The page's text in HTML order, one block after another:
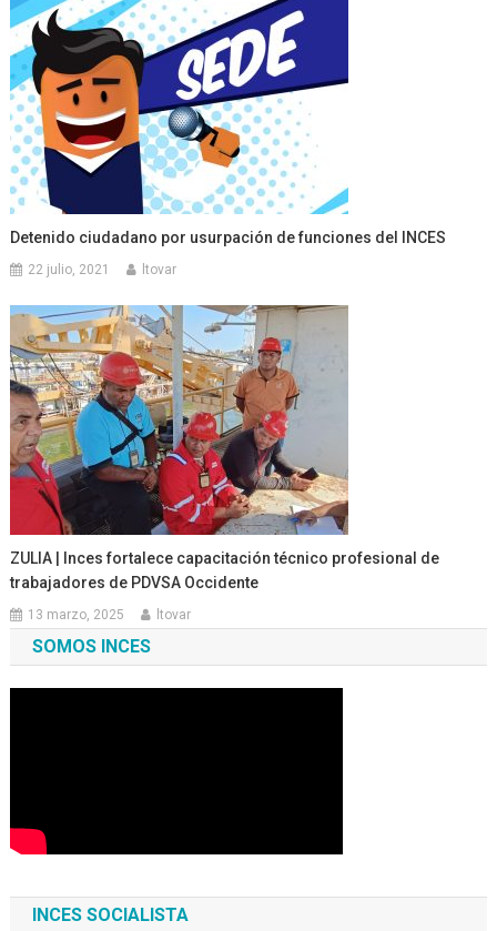
Detenido ciudadano por usurpación de funciones del INCES
22 julio, 2021 ltovar
ZULIA | Inces fortalece capacitación técnico profesional de
trabajadores de PDVSA Occidente
13 marzo, 2025 ltovar
SOMOS INCES
INCES SOCIALISTA